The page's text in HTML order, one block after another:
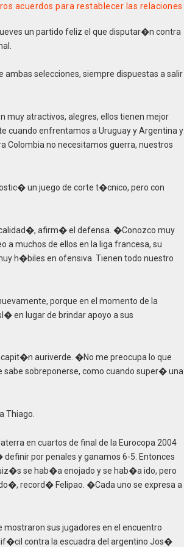
acuerdos para restablecer las relaciones
un partido feliz el que disputar�n contra
selecciones, siempre dispuestas a salir
muy atractivos, alegres, ellos tienen mejor
cuando enfrentamos a Uruguay y Argentina y
Colombia no necesitamos guerra, nuestros
un juego de corte t�cnico, pero con
afirm� el defensa. �Conozco muy
a muchos de ellos en la liga francesa, su
h�biles en ofensiva. Tienen todo nuestro
porque en el momento de la
en lugar de brindar apoyo a sus
auriverde. �No me preocupa lo que
sabe sobreponerse, como cuando super� una
Thiago.
en cuartos de final de la Eurocopa 2004
por penales y ganamos 6-5. Entonces
se hab�a enojado y se hab�a ido, pero
record� Felipao. �Cada uno se expresa a
mostraron sus jugadores en el encuentro
contra la escuadra del argentino Jos�